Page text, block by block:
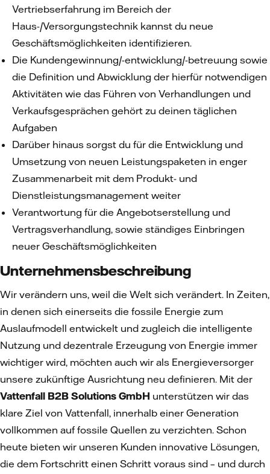
Vertriebserfahrung im Bereich der
Haus-/Versorgungstechnik kannst du neue
Geschäftsmöglichkeiten identifizieren.
Die Kundengewinnung/-entwicklung/-betreuung sowie
die Definition und Abwicklung der hierfür notwendigen
Aktivitäten wie das Führen von Verhandlungen und
Verkaufsgesprächen gehört zu deinen täglichen
Aufgaben
Darüber hinaus sorgst du für die Entwicklung und
Umsetzung von neuen Leistungspaketen in enger
Zusammenarbeit mit dem Produkt- und
Dienstleistungsmanagement weiter
Verantwortung für die Angebotserstellung und
Vertragsverhandlung, sowie ständiges Einbringen
neuer Geschäftsmöglichkeiten
Unternehmensbeschreibung
Wir verändern uns, weil die Welt sich verändert. In Zeiten,
in denen sich einerseits die fossile Energie zum
Auslaufmodell entwickelt und zugleich die intelligente
Nutzung und dezentrale Erzeugung von Energie immer
wichtiger wird, möchten auch wir als Energieversorger
unsere zukünftige Ausrichtung neu definieren. Mit der
Vattenfall B2B Solutions GmbH unterstützen wir das
klare Ziel von Vattenfall, innerhalb einer Generation
vollkommen auf fossile Quellen zu verzichten. Schon
heute bieten wir unseren Kunden innovative Lösungen,
die dem Fortschritt einen Schritt voraus sind – und durch